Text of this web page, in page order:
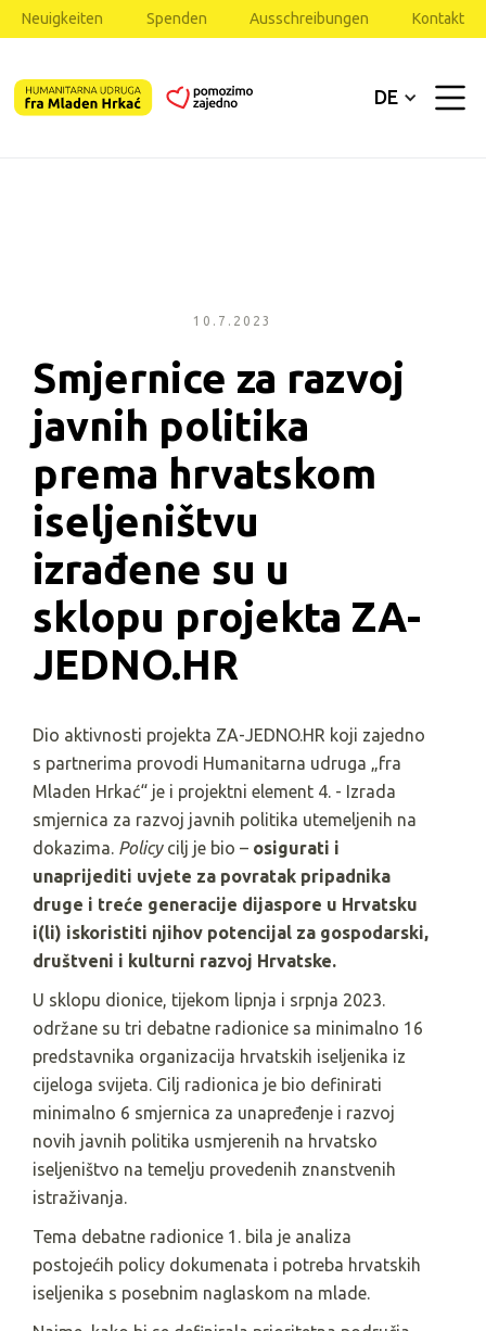
Neuigkeiten Spenden Ausschreibungen Kontakt
DE
10.7.2023
Smjernice za razvoj
javnih politika
prema hrvatskom
iseljeništvu
izrađene su u
sklopu projekta ZA-
JEDNO.HR
Dio aktivnosti projekta ZA-JEDNO.HR koji zajedno
s partnerima provodi Humanitarna udruga „fra
Mladen Hrkać“ je i projektni element 4. - Izrada
smjernica za razvoj javnih politika utemeljenih na
dokazima. Policy cilj je bio – osigurati i
unaprijediti uvjete za povratak pripadnika
druge i treće generacije dijaspore u Hrvatsku
i(li) iskoristiti njihov potencijal za gospodarski,
društveni i kulturni razvoj Hrvatske.
U sklopu dionice, tijekom lipnja i srpnja 2023.
održane su tri debatne radionice sa minimalno 16
predstavnika organizacija hrvatskih iseljenika iz
cijeloga svijeta. Cilj radionica je bio definirati
minimalno 6 smjernica za unapređenje i razvoj
novih javnih politika usmjerenih na hrvatsko
iseljeništvo na temelju provedenih znanstvenih
istraživanja.
Tema debatne radionice 1. bila je analiza
postojećih policy dokumenata i potreba hrvatskih
iseljenika s posebnim naglaskom na mlade.